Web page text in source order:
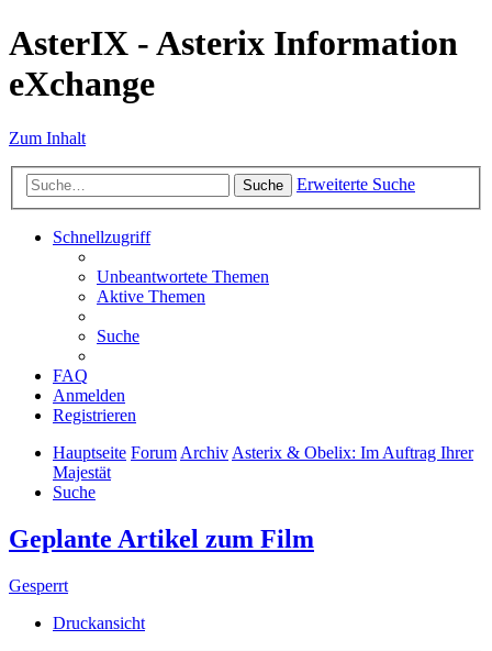
AsterIX - Asterix Information
eXchange
Zum Inhalt
Suche Erweiterte Suche
Schnellzugriff
Unbeantwortete Themen
Aktive Themen
Suche
FAQ
Anmelden
Registrieren
Hauptseite ForumArchivAsterix & Obelix: Im Auftrag Ihrer
Majestät
Suche
Geplante Artikel zum Film
Gesperrt
Druckansicht